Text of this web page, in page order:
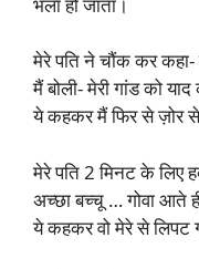
मेरे पति ने चौंक कर कहा-
मैं बोली- मेरी गांड को
ये कहकर मैं फिर से ज़ोर
मेरे पति 2 मिनट के लिए
अच्छा बच्चू … गोवा आते
ये कहकर वो मेरे से लिपट